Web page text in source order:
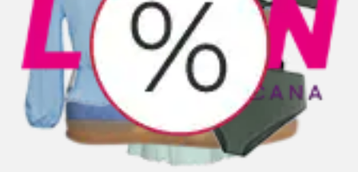
an Firmen weitergeleitet, die sich auf den Verkauf
solcher B-Waren spezialisiert haben.
Informationen zu
Retourbuchungen
Auf welchem Weg bekomme ich mein Geld zurück?
Wurden die Artikel mit PayPal oder